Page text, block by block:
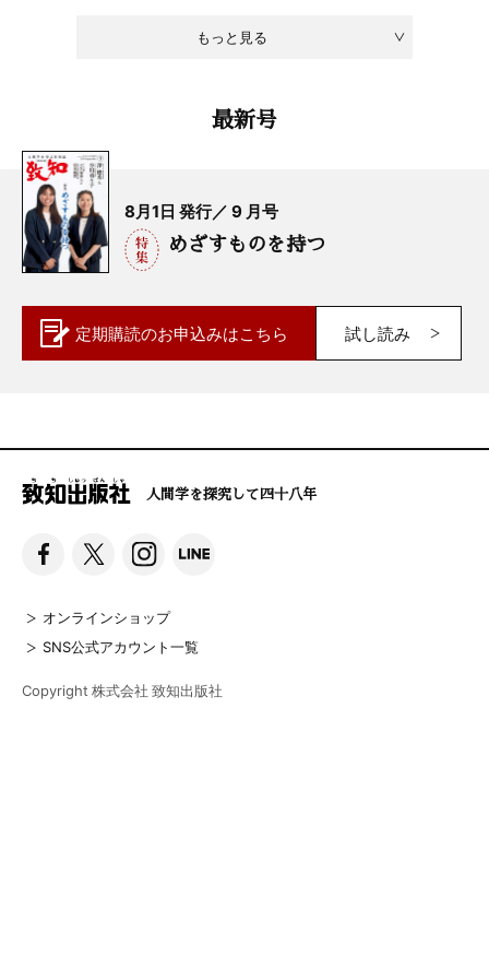
もっと見る
最新号
8月1日 発行／ 9 月号
めざすものを持つ
定期購読のお申込みはこちら 試し読み
人間学を探究して四十八年
オンラインショップ
SNS公式アカウント一覧
Copyright 株式会社 致知出版社